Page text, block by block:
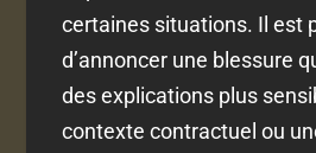
certaines situations. Il est
d’annoncer une blessure
des explications plus
contexte contractuel ou